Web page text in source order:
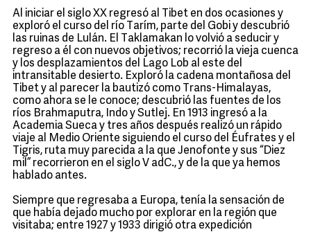
Al iniciar el siglo XX regresó al Tibet en dos ocasiones y
exploró el curso del río Tarím, parte del Gobi y descubrió
las ruinas de Lulán. El Taklamakan lo volvió a seducir y
regreso a él con nuevos objetivos; recorrió la vieja cuenca
y los desplazamientos del Lago Lob al este del
intransitable desierto. Exploró la cadena montañosa del
Tibet y al parecer la bautizó como Trans-Himalayas,
como ahora se le conoce; descubrió las fuentes de los
ríos Brahmaputra, Indo y Sutlej. En 1913 ingresó a la
Academia Sueca y tres años después realizó un rápido
viaje al Medio Oriente siguiendo el curso del Éufrates y el
Tigris, ruta muy parecida a la que Jenofonte y sus “Diez
mil” recorrieron en el siglo V adC., y de la que ya hemos
hablado antes.
Siempre que regresaba a Europa, tenía la sensación de
que había dejado mucho por explorar en la región que
visitaba; entre 1927 y 1933 dirigió otra expedición